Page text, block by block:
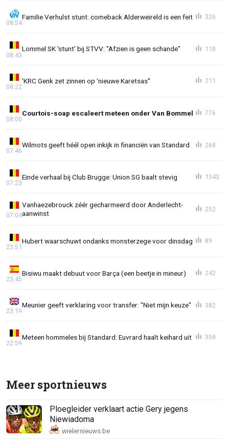
Familie Verhulst stunt: comeback Alderweireld is een feit
08:54
326
Lommel SK 'stunt' bij STVV: "Afzien is geen schande"
08:43
118
'KRC Genk zet zinnen op ‘nieuwe Karetsas''
08:22
211
Courtois-soap escaleert meteen onder Van Bommel
08:00
776
Wilmots geeft héél open inkijk in financiën van Standard
07:46
268
Einde verhaal bij Club Brugge: Union SG baalt stevig
07:23
1343
Vanhaezebrouck zéér gecharmeerd door Anderlecht-
aanwinst
07:04
252
Hubert waarschuwt ondanks monsterzege voor dinsdag
23:51
89
Bisiwu maakt debuut voor Barça (een beetje in mineur)
23:45
242
Meunier geeft verklaring voor transfer: "Niet mijn keuze"
23:19
382
Meteen hommeles bij Standard: Euvrard haalt keihard uit
22:59
358
Meer sportnieuws
Ploegleider verklaart actie Gery jegens
Niewiadoma